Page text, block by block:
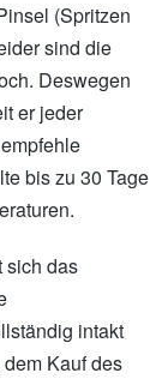
(Spritzen
sind die
Deswegen
er jeder
bis zu 30 Tage
sich das
intakt
Kauf des